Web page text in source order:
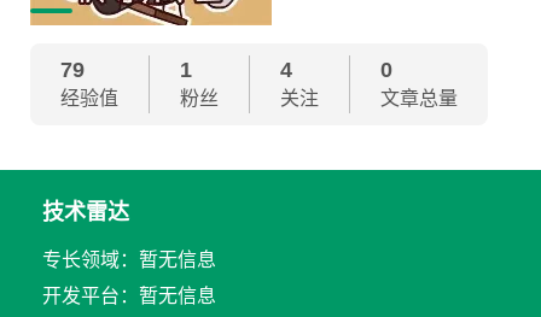
79
经验值
1
粉丝
4
关注
0
文章总量
技术雷达
专长领域：暂无信息
开发平台：暂无信息